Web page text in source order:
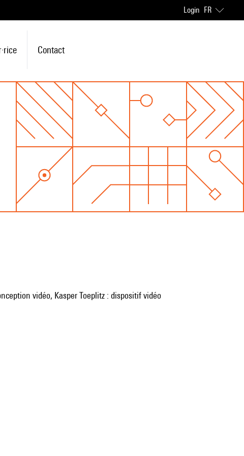
Login FR
Contact
vidéo, Kasper Toeplitz : dispositif vidéo